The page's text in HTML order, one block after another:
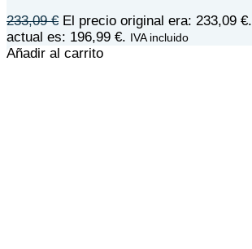
233,09€ El precio original era: 233,09 €.
actual es: 196,99 €. IVA incluido
Añadir al carrito